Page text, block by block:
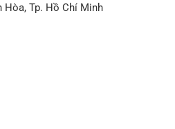
Hòa, Tp. Hồ Chí Minh